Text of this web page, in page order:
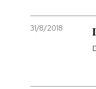
31/8/2018